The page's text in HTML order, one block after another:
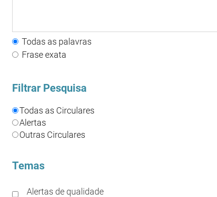
Todas as palavras
Frase exata
Filtrar Pesquisa
Todas as Circulares
Alertas
Outras Circulares
Temas
Alertas de qualidade